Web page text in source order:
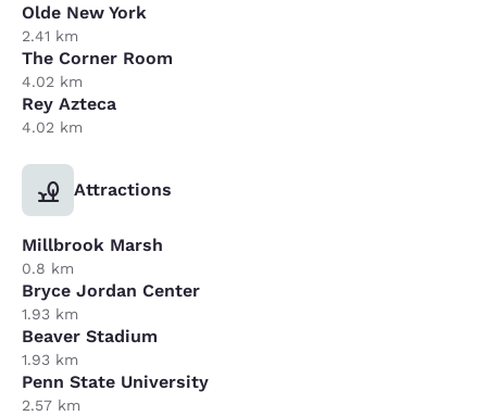
Olde New York
2.41 km
The Corner Room
4.02 km
Rey Azteca
4.02 km
Attractions
Millbrook Marsh
0.8 km
Bryce Jordan Center
1.93 km
Beaver Stadium
1.93 km
Penn State University
2.57 km